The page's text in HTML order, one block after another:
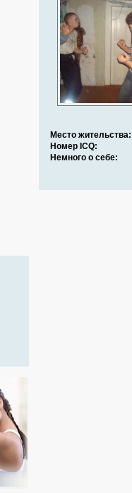
Место жительства:
Номер ICQ:
Немного о себе: